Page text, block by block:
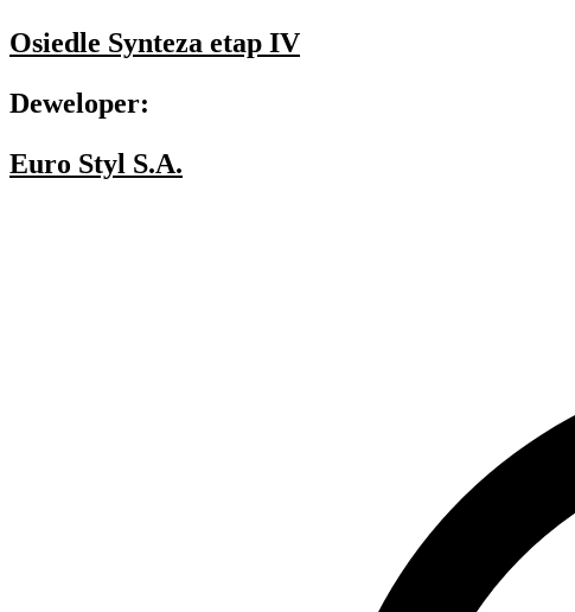
Osiedle Synteza etap IV
Deweloper:
Euro Styl S.A.